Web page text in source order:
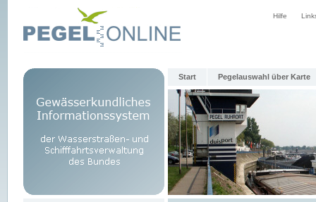
Hilfe
Start Pegelauswahl über Karte